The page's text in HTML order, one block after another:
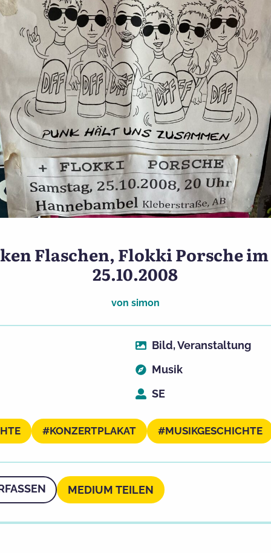
Die Sterne Colos-
Flaschen, Flokki Porsche
25.10.2008
von simon
Bild,Veranstaltung
Musik
SE
KONZERTPLAKAT MUSIKGESCHICHTE
MEDIUM TEILEN